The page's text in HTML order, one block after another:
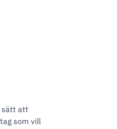
sätt att
som vill